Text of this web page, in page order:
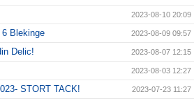
2023-08-10 20:09
6 Blekinge 2023-08-09 09:57
Delic! 2023-08-07 12:15
2023-08-03 12:27
STORT TACK! 2023-07-23 11:27